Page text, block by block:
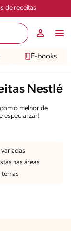
de receitas
E-books
Nestlé
o melhor de
especializar!
variadas
nas áreas
temas